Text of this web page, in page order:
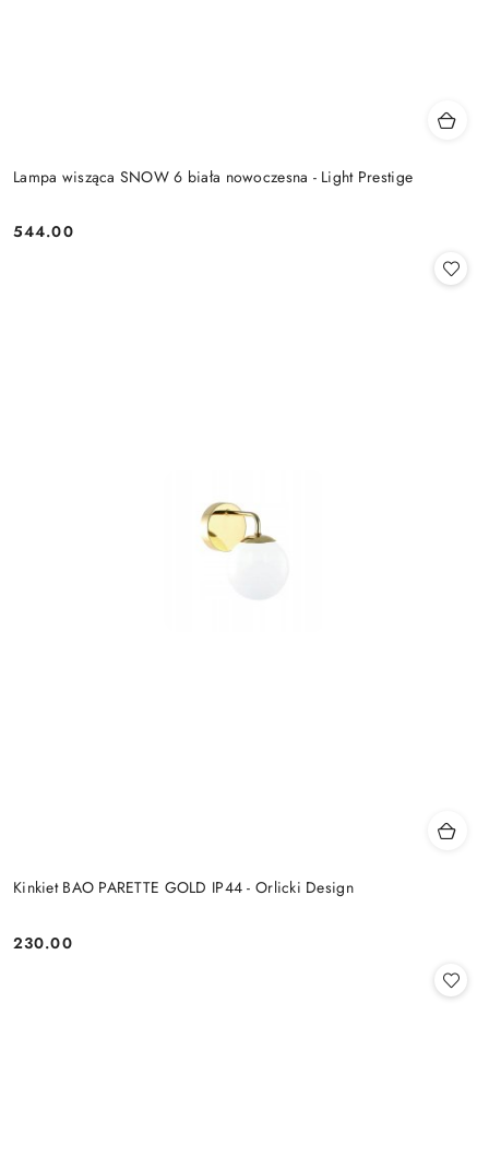
Lampa wisząca SNOW 6 biała nowoczesna - Light Prestige
Cena:
544.00
Kinkiet BAO PARETTE GOLD IP44 - Orlicki Design
Cena:
230.00